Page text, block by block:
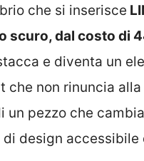
che si inserisce
scuro, dal costo di
e diventa un
che non rinuncia
un pezzo che
di design accessibile